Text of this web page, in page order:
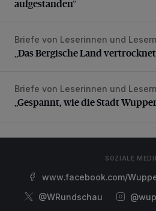
aufgestanden“
„Das Bergische Land vertrocknet“
Briefe von Leserinnen und Lesern
„Das Bergische Land
„Gespannt, wie die Stadt
Briefe von Leserinnen und Lesern
„Gespannt, wie die Stadt
SOZIALE
www.facebook.com/
@WRundschau